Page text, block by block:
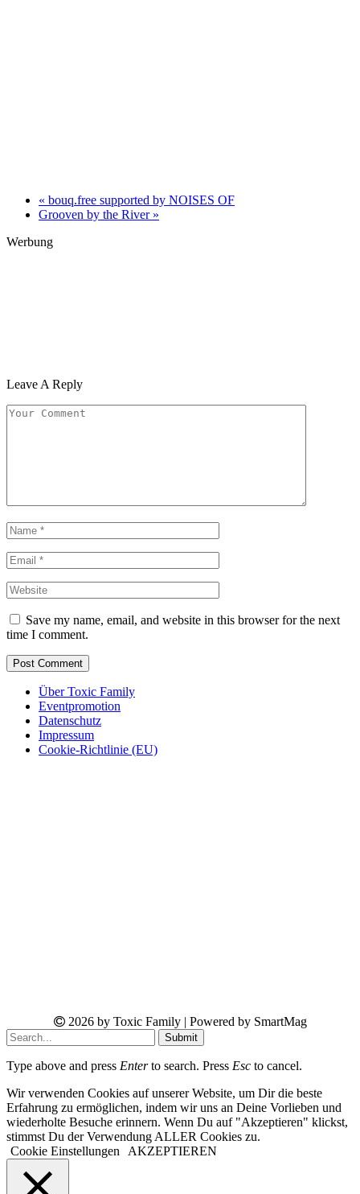
« bouq.free supported by NOISES OF
Grooven by the River »
Werbung
Leave A Reply
Save my name, email, and website in this browser for the next
time I comment.
Über Toxic Family
Eventpromotion
Datenschutz
Impressum
Cookie-Richtlinie (EU)
2026 by Toxic Family | Powered by SmartMag
Submit
Type above and press Enterto search. Press Esc to cancel.
Wir verwenden Cookies auf unserer Website, um Dir die beste
Erfahrung zu ermöglichen, indem wir uns an Deine Vorlieben und
wiederholte Besuche erinnern. Wenn Du auf "Akzeptieren" klickst,
stimmst Du der Verwendung ALLER Cookies zu.
Cookie Einstellungen
AKZEPTIEREN